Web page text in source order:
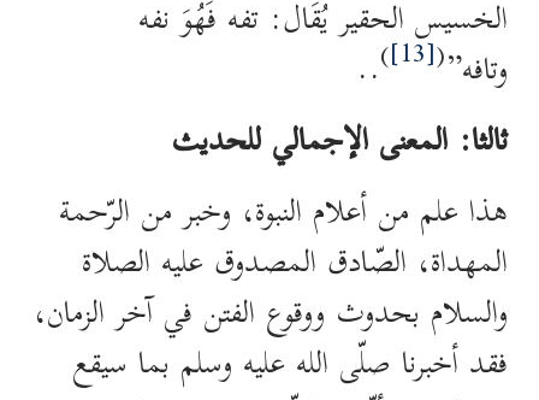
الخسيس الحقير يُقَال: تفه فَهُوَ نفه
وتافه”(
[13]
)
..
ثالثا: المعنى الإجمالي للحديث
هذا علم من أعلام النبوة، وخبر من الرّحمة
المهداة، الصّادق المصدوق عليه الصلاة
والسلام بحدوث ووقوع الفتن في آخر الزمان،
فقد أخبرنا صلّى الله عليه وسلم بما سيقع